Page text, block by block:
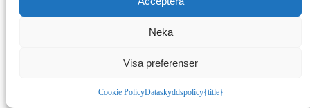
Neka
Visa preferenser
Cookie PolicyDataskyddspolicy{title}
Du frånträder ordern #
Ångerbegäran inskickad